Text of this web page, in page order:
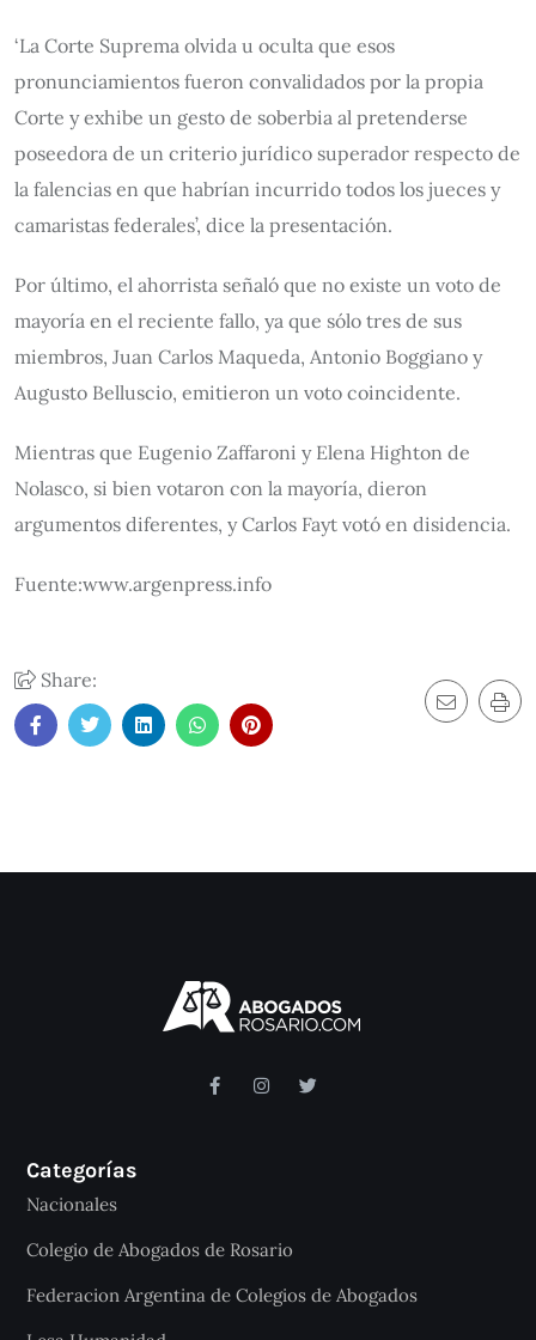
‘La Corte Suprema olvida u oculta que esos
pronunciamientos fueron convalidados por la propia
Corte y exhibe un gesto de soberbia al pretenderse
poseedora de un criterio jurídico superador respecto de
la falencias en que habrían incurrido todos los jueces y
camaristas federales’, dice la presentación.
Por último, el ahorrista señaló que no existe un voto de
mayoría en el reciente fallo, ya que sólo tres de sus
miembros, Juan Carlos Maqueda, Antonio Boggiano y
Augusto Belluscio, emitieron un voto coincidente.
Mientras que Eugenio Zaffaroni y Elena Highton de
Nolasco, si bien votaron con la mayoría, dieron
argumentos diferentes, y Carlos Fayt votó en disidencia.
Fuente:www.argenpress.info
Share:
Categorías
Nacionales
Colegio de Abogados de Rosario
Federacion Argentina de Colegios de Abogados